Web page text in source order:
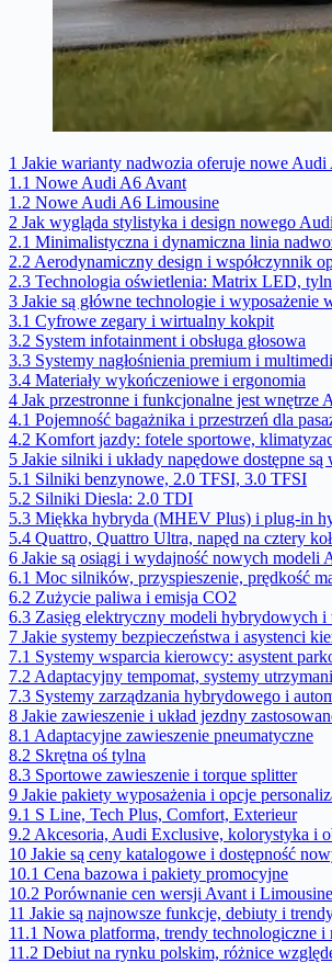
1 Jakie warianty nadwozia oferuje nowe Audi
1.1 Nowe Audi A6 Avant
1.2 Nowe Audi A6 Limousine
2 Jak wygląda stylistyka i design nowego
2.1 Minimalistyczna i dynamiczna linia
2.2 Aerodynamiczny design i współczynnik
2.3 Technologia oświetlenia: Matrix LED,
3 Jakie są główne technologie i
3.1 Cyfrowe zegary i wirtualny kokpit
3.2 System infotainment i obsługa głosowa
3.3 Systemy nagłośnienia premium i
3.4 Materiały wykończeniowe i ergonomia
4 Jak przestronne i funkcjonalne jest wnętrze
4.1 Pojemność bagażnika i przestrzeń dla
4.2 Komfort jazdy: fotele sportowe,
5 Jakie silniki i układy napędowe dostępne
5.1 Silniki benzynowe, 2.0 TFSI, 3.0 TFSI
5.2 Silniki Diesla: 2.0 TDI
5.3 Miękka hybryda (MHEV Plus) i plug-in
5.4 Quattro, Quattro Ultra, napęd na cztery
6 Jakie są osiągi i wydajność nowych modeli
6.1 Moc silników, przyspieszenie, prędkość
6.2 Zużycie paliwa i emisja CO2
6.3 Zasięg elektryczny modeli hybrydowych
7 Jakie systemy bezpieczeństwa i asystenci
7.1 Systemy wsparcia kierowcy: asystent
7.2 Adaptacyjny tempomat, systemy
7.3 Systemy zarządzania hybrydowego i
8 Jakie zawieszenie i układ jezdny
8.1 Adaptacyjne zawieszenie pneumatyczne
8.2 Skrętna oś tylna
8.3 Sportowe zawieszenie i torque splitter
9 Jakie pakiety wyposażenia i opcje
9.1 S Line, Tech Plus, Comfort, Exterieur
9.2 Akcesoria, Audi Exclusive, kolorystyka i
10 Jakie są ceny katalogowe i dostępność
10.1 Cena bazowa i pakiety promocyjne
10.2 Porównanie cen wersji Avant i Limousine
11 Jakie są najnowsze funkcje, debiuty i
11.1 Nowa platforma, trendy technologiczne i
11.2 Debiut na rynku polskim, różnice